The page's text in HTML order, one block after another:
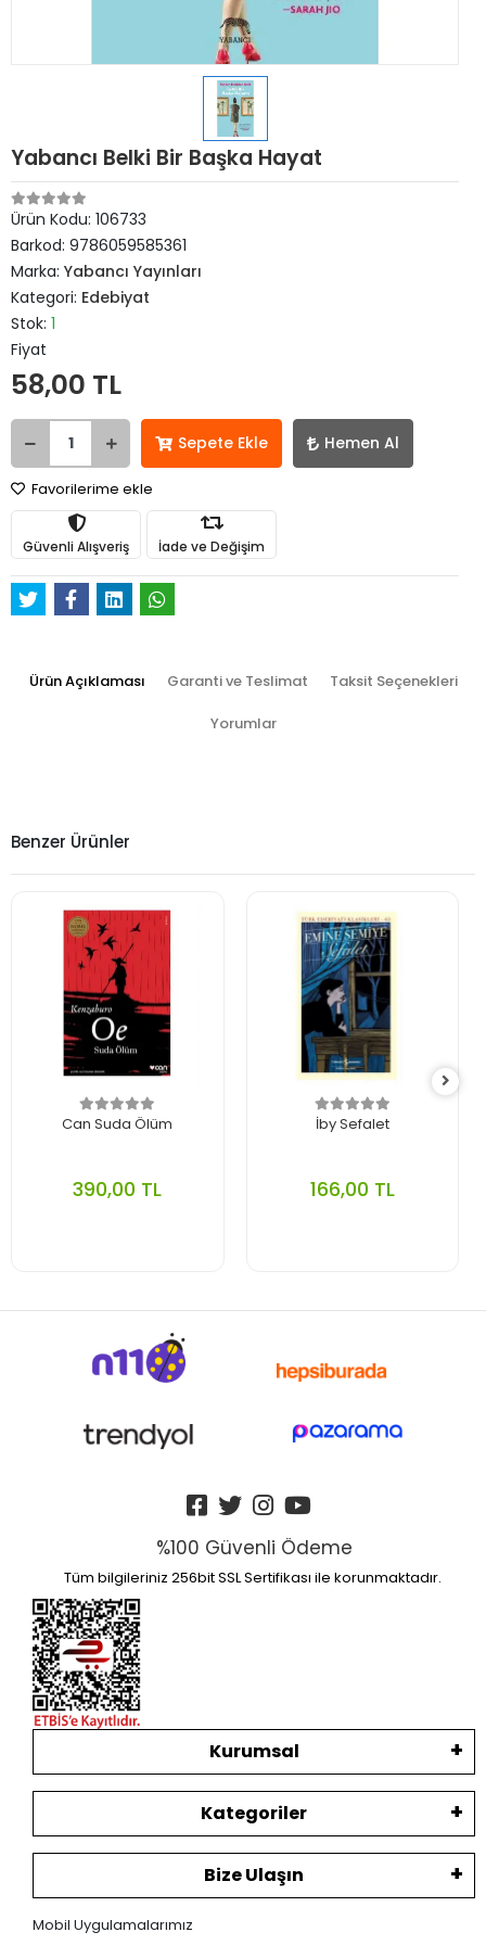
Yabancı Belki Bir Başka Hayat
Ürün Kodu: 106733
Barkod: 9786059585361
Marka: Yabancı Yayınları
Kategori: Edebiyat
Stok: 1
Fiyat
58,00 TL
Sepete Ekle Hemen Al
Favorilerime ekle
Güvenli Alışveriş İade ve Değişim
Ürün Açıklaması Garanti ve Teslimat Taksit Seçenekleri
Yorumlar
Benzer Ürünler
Can Suda Ölüm
390,00 TL
İby Sefalet
166,00 TL
%100 Güvenli Ödeme
Tüm bilgileriniz 256bit SSL Sertifikası ile korunmaktadır.
Kurumsal
Kategoriler
Bize Ulaşın
Mobil Uygulamalarımız